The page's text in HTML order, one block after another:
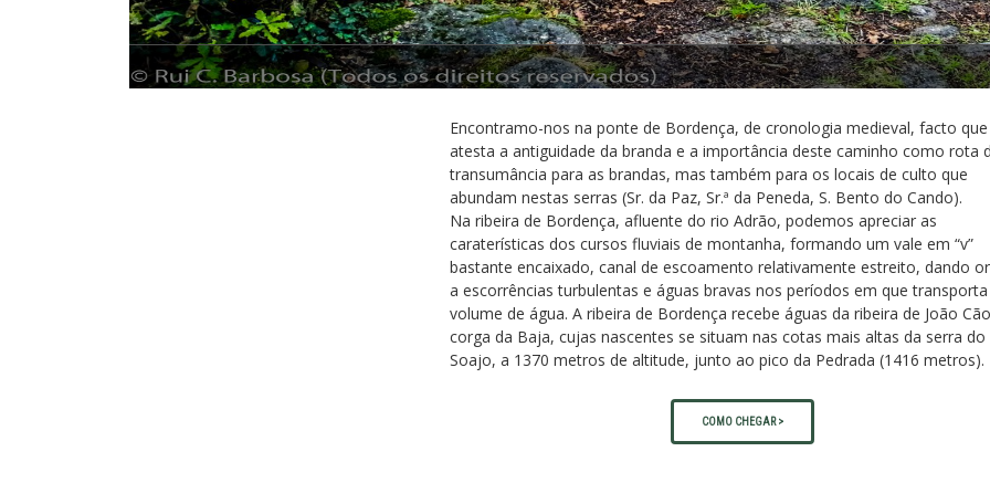
Encontramo-nos na ponte de Bordença, de cronologia medieval, facto que
atesta a antiguidade da branda e a importância deste caminho como rota
transumância para as brandas, mas também para os locais de culto que
abundam nestas serras (Sr. da Paz, Sr.ª da Peneda, S. Bento do Cando).
Na ribeira de Bordença, afluente do rio Adrão, podemos apreciar as
caraterísticas dos cursos fluviais de montanha, formando um vale em “v”
bastante encaixado, canal de escoamento relativamente estreito, dando
a escorrências turbulentas e águas bravas nos períodos em que
volume de água. A ribeira de Bordença recebe águas da ribeira de João
corga da Baja, cujas nascentes se situam nas cotas mais altas da serra do
Soajo, a 1370 metros de altitude, junto ao pico da Pedrada (1416 metros).
COMO CHEGAR >